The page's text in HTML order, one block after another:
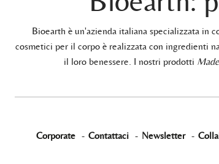
Bioearth è un'azienda italiana specializzata in
cosmetici per il corpo è realizzata con ingredienti
il loro benessere. I nostri prodotti
Corporate - Contattaci - Newsletter -